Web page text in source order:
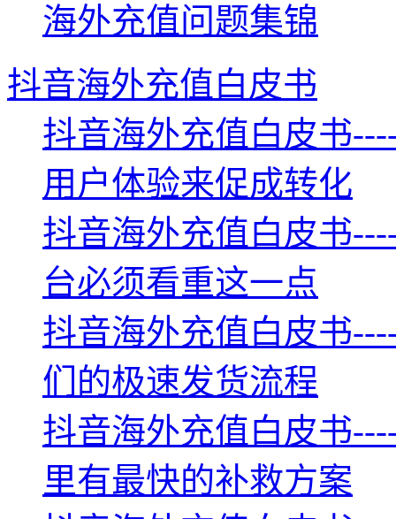
海外充值问题集锦
抖音海外充值白皮书
抖音海外充值白皮书
用户体验来促成转化
抖音海外充值白皮书
台必须看重这一点
抖音海外充值白皮书
们的极速发货流程
抖音海外充值白皮书
里有最快的补救方案